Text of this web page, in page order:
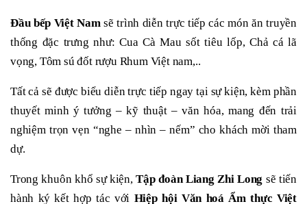
Đầu bếp Việt Namsẽ trình diễn trực tiếp các món ăn truyền
thống đặc trưng như: Cua Cà Mau sốt tiêu lốp, Chả cá lã
vọng, Tôm sú đốt rượu Rhum Việt nam,..
Tất cả sẽ được biểu diễn trực tiếp ngay tại sự kiện, kèm phần
thuyết minh ý tưởng – kỹ thuật – văn hóa, mang đến trải
nghiệm trọn vẹn “nghe – nhìn – nếm” cho khách mời tham
dự.
Trong khuôn khổ sự kiện,Tập đoàn Liang Zhi Long sẽ tiến
hành ký kết hợp tác với Hiệp hội Văn hoá Ẩm thực Việt